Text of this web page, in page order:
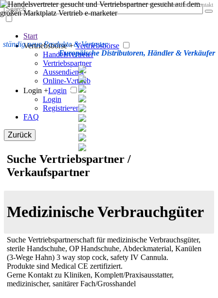
ständig neue Produkte & Vertreter
Europäische Distributoren, Händler & Verkäufer
Datenschutz Kontakt
Start
Vertriebsbörse + Vertriebsbörse
Handelsvertreter
Vertriebspartner
Aussendienst
Online-Vertrieb
Login +Login
Login
Registrieren
FAQ
Zurück
Suche Vertriebspartner /
Verkaufspartner
Medizinische Verbrauchgüter
Suche Vertriebspartnerschaft für medizinische Verbrauchsgüter,
sterile Handschuhe, OP Handschuhe, Abdeckmaterial, Kanülen
(3-Wege Hahn) 3 way stop cock, safety IV Cannula.
Produkte sind Medical CE zertifiziert.
Gerne Kontakt zu Kliniken, Komplett/Praxisausstatter,
medizinischer, sanitärer Fach/Grosshandel